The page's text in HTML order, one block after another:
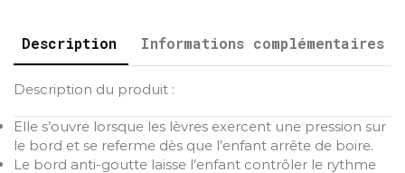
Description Informations complémentaires
Description du produit :
Elle s’ouvre lorsque les lèvres exercent une pression sur
le bord et se referme dès que l’enfant arrête de boire.
Le bord anti-goutte laisse l’enfant contrôler le rythme